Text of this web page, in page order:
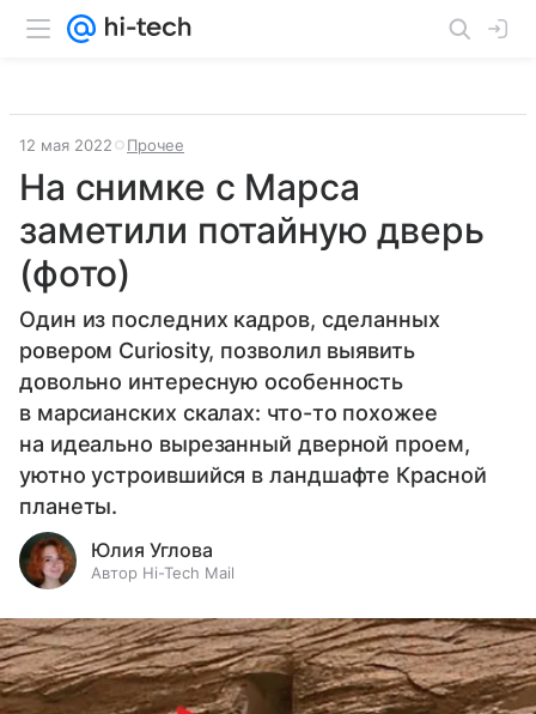
12 мая 2022 Прочее
На снимке с Марса
заметили потайную дверь
(фото)
Один из последних кадров, сделанных
ровером Curiosity, позволил выявить
довольно интересную особенность
в марсианских скалах: что-то похожее
на идеально вырезанный дверной проем,
уютно устроившийся в ландшафте Красной
планеты.
Юлия Углова
Автор Hi-Tech Mail